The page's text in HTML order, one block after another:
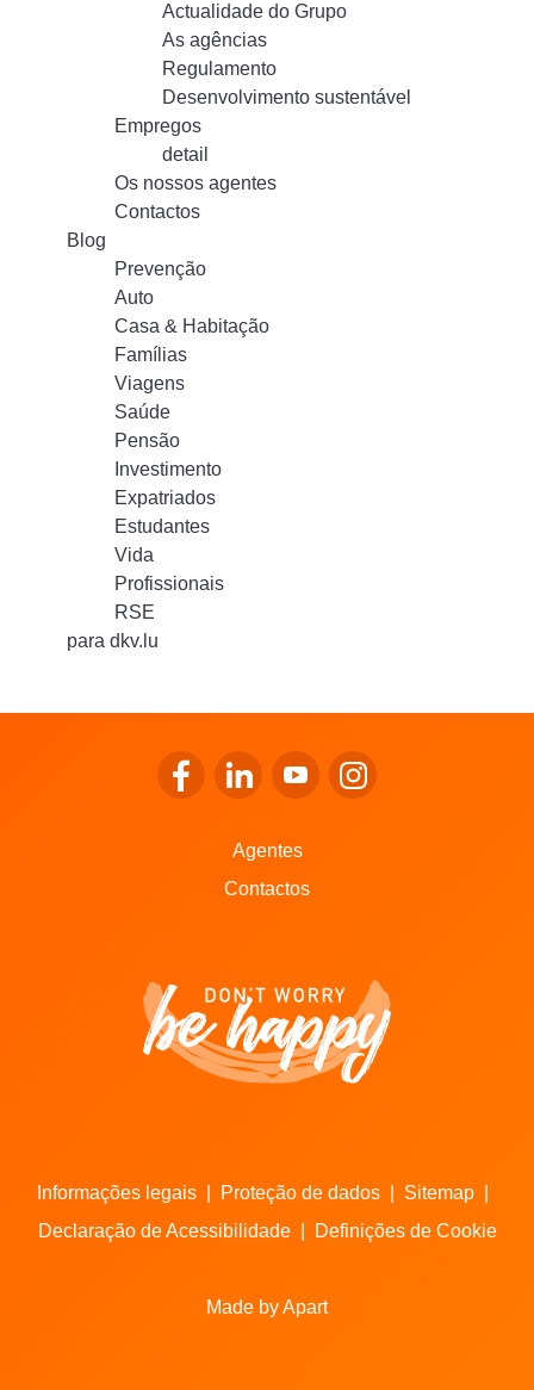
Actualidade do Grupo
As agências
Regulamento
Desenvolvimento sustentável
Empregos
detail
Os nossos agentes
Contactos
Blog
Prevenção
Auto
Casa & Habitação
Famílias
Viagens
Saúde
Pensão
Investimento
Expatriados
Estudantes
Vida
Profissionais
RSE
para dkv.lu
Ir para o Facebook da LALUX
Ir para o LinkedIn da LALUX
Ir para o YouTube da
Ir para o Instagram
Agentes
Contactos
Informações legais Proteção de dados Sitemap
Declaração de Acessibilidade
Definições de Cookie
Made by Apart